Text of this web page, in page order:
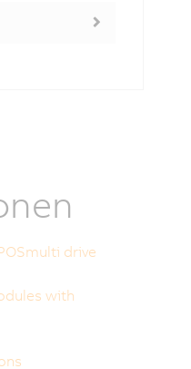
drive
with